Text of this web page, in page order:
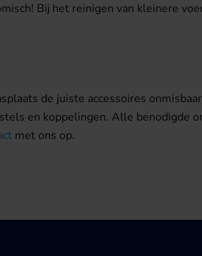
Bij het reinigen van kleinere
de juiste accessoires
en koppelingen. Alle benodigde
met ons op.